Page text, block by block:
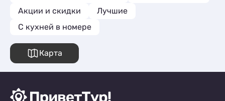
Акции и скидки
Лучшие
C кухней в номере
Карта